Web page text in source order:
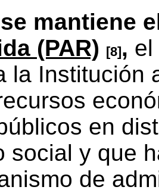
se mantiene
(PAR) [8], el
la Institución
en
social y que
de